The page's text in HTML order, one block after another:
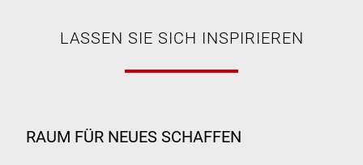
LASSEN SIE SICH INSPIRIEREN
RAUM FÜR NEUES SCHAFFEN